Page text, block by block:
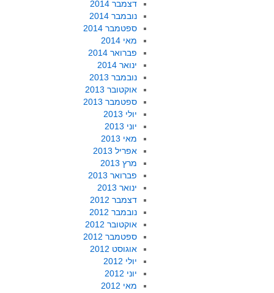
דצמבר 2014
נובמבר 2014
ספטמבר 2014
מאי 2014
פברואר 2014
ינואר 2014
נובמבר 2013
אוקטובר 2013
ספטמבר 2013
יולי 2013
יוני 2013
מאי 2013
אפריל 2013
מרץ 2013
פברואר 2013
ינואר 2013
דצמבר 2012
נובמבר 2012
אוקטובר 2012
ספטמבר 2012
אוגוסט 2012
יולי 2012
יוני 2012
מאי 2012